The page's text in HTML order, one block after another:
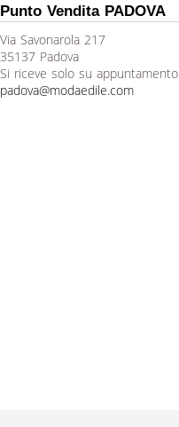
Punto Vendita PADOVA
Via Savonarola 217
35137 Padova
Si riceve solo su appuntamento
padova@modaedile.com